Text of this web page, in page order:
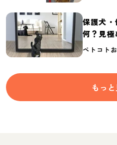
保護犬
何？見極
要なも
ペトコト
もっ